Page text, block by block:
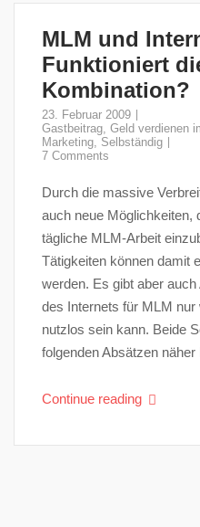
MLM und
Funktioniert
Kombination?
23. Februar 2009
Gastbeitrag, Geld verdienen
Marketing, Selbständig
7 Comments
Durch die massive
auch neue Möglichkeiten,
tägliche MLM-Arbeit
Tätigkeiten können damit
werden. Es gibt aber
des Internets für MLM
nutzlos sein kann. Beide
folgenden Absätzen näher
Continue reading